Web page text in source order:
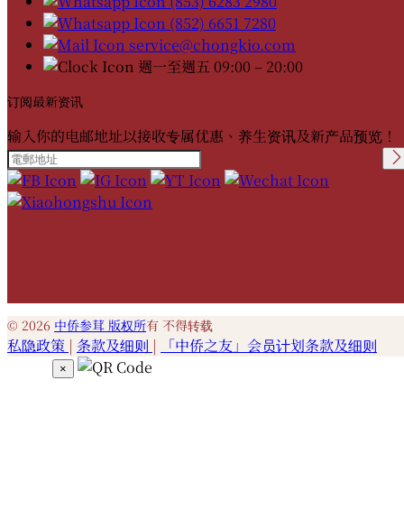
(852) 6651 7280
service@chongkio.com
週一至週五 09:00 – 20:00
订阅最新资讯
输入你的电邮地址以接收专属优惠、养生资讯及新产品预览！
Please leave this field
empty.
© 2026 中侨参茸 版权所有 不得转载
私隐政策 | 条款及细则 | 「中侨之友」会员计划条款及细则
×